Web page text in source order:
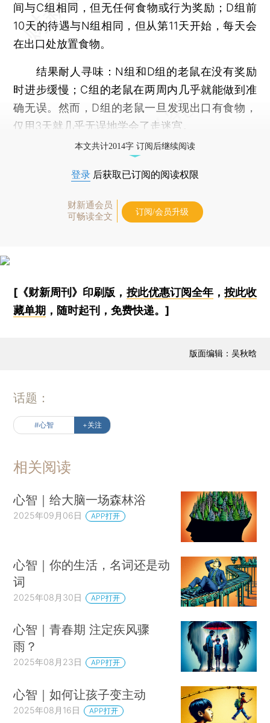
间与C组相同，但无任何食物或行为奖励；D组前
10天的待遇与N组相同，但从第11天开始，每天会
在出口处放置食物。
结果耐人寻味：N组和D组的老鼠在没有奖励
时进步缓慢；C组的老鼠在两周内几乎就能做到准
确无误。然而，D组的老鼠一旦发现出口有食物，
仅用3天就几乎无误地学会了走迷宫。
本文共计2014字 订阅后继续阅读
登录 后获取已订阅的阅读权限
财新通会员
可畅读全文
订阅/会员升级
[《财新周刊》印刷版， 按此优惠订阅全年， 按此收
藏单期 ，随时起刊，免费快递。]
版面编辑：吴秋晗
话题：
#心智 +关注
相关阅读
心智｜给大脑一场森林浴
2025年09月06日 APP打开
心智｜你的生活，名词还是动
词
2025年08月30日 APP打开
心智｜青春期 注定疾风骤
雨？
2025年08月23日 APP打开
心智｜如何让孩子变主动
2025年08月16日 APP打开